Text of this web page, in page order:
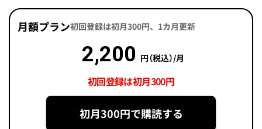
月額プラン初回登録は初月300円、1カ月更新
2,200 円（税込）/月
初回登録は初月300円
初月300円で購読する